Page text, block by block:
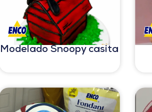
Modelado Snoopy casita